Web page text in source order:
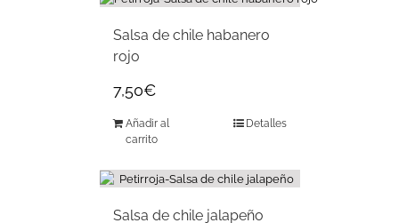
Salsa de chile habanero
rojo
7,50€
Añadir al
carrito
Detalles
Salsa de chile jalapeño